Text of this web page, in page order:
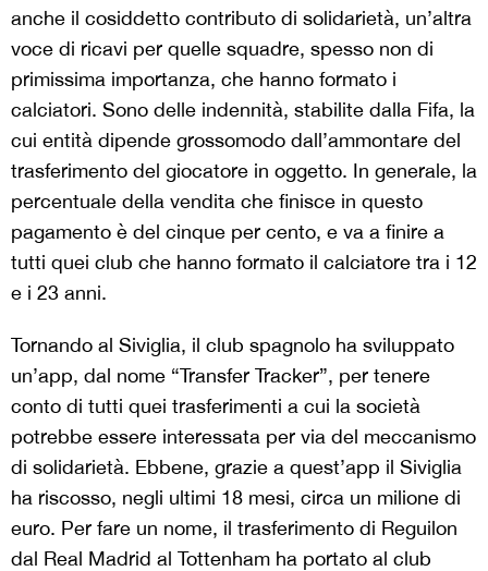
anche il cosiddetto contributo di solidarietà, un’altra
voce di ricavi per quelle squadre, spesso non di
primissima importanza, che hanno formato i
calciatori. Sono delle indennità, stabilite dalla Fifa, la
cui entità dipende grossomodo dall’ammontare del
trasferimento del giocatore in oggetto. In generale, la
percentuale della vendita che finisce in questo
pagamento è del cinque per cento, e va a finire a
tutti quei club che hanno formato il calciatore tra i 12
e i 23 anni.
Tornando al Siviglia, il club spagnolo ha sviluppato
un’app, dal nome “Transfer Tracker”, per tenere
conto di tutti quei trasferimenti a cui la società
potrebbe essere interessata per via del meccanismo
di solidarietà. Ebbene, grazie a quest’app il Siviglia
ha riscosso, negli ultimi 18 mesi, circa un milione di
euro. Per fare un nome, il trasferimento di Reguilon
dal Real Madrid al Tottenham ha portato al club